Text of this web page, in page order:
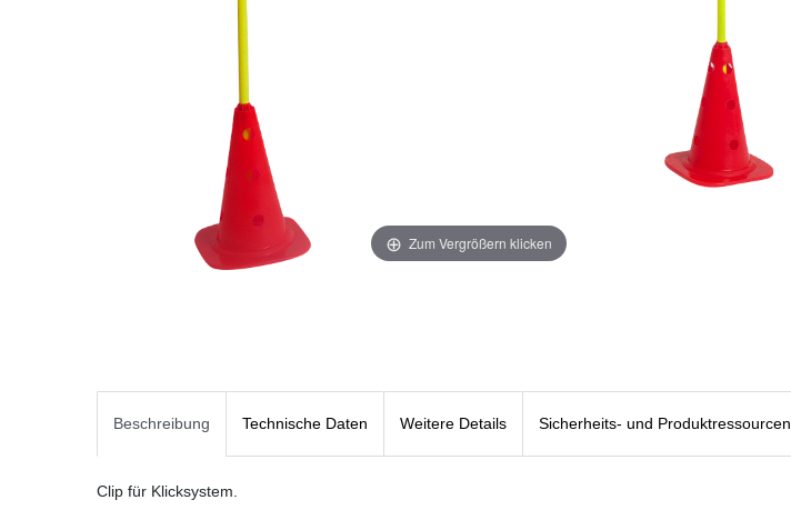
Zum Vergrößern klicken
Beschreibung Technische Daten Weitere Details Sicherheits- und Produktressourcen
Clip für Klicksystem.